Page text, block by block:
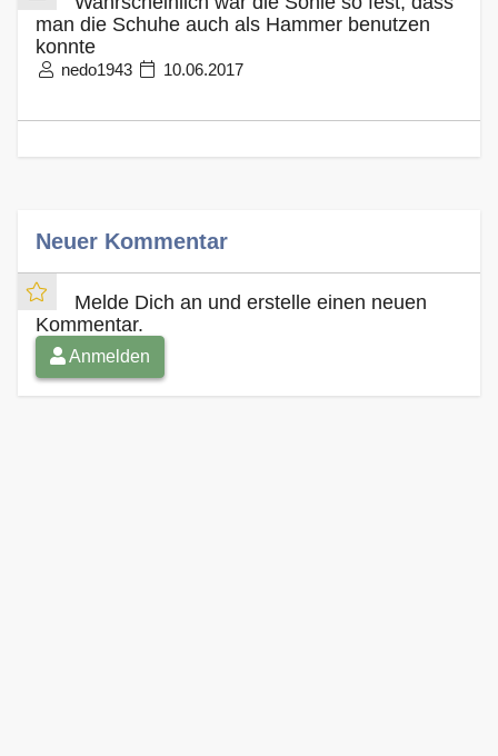
man die Schuhe auch als Hammer benutzen
konnte
nedo1943 10.06.2017
Neuer Kommentar
Melde Dich an und erstelle einen neuen
Kommentar.
Anmelden